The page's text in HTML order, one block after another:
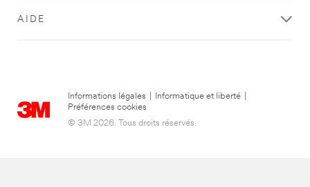
AIDE
Informations légales Informatique et liberté
Préférences cookies
© 3M 2026. Tous droits réservés.